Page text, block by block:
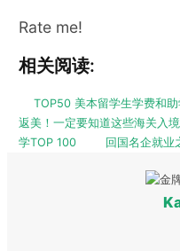
Rate me!
相关阅读:
TOP50 美本留学生学费和
返美！一定要知道这些海关入境
学TOP 100
回国名企就业